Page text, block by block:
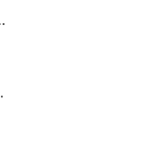
лица